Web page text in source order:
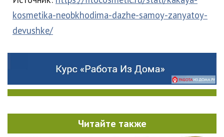
kosmetika-neobkhodima-dazhe-samoy-zanyatoy-
devushke/
Читайте также